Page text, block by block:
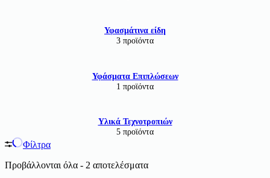
Υφασμάτινα είδη
3 προϊόντα
Υφάσματα Επιπλώσεων
1 προϊόντα
Υλικά Τεχνοτροπιών
5 προϊόντα
Φίλτρα
Προβάλλονται όλα - 2 αποτελέσματα